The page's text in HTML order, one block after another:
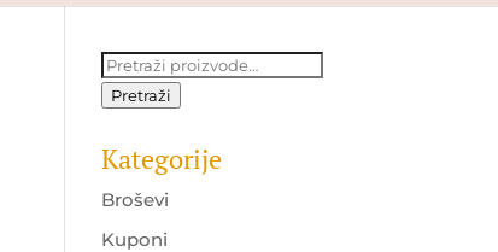
Pretraži:
Pretraži
Kategorije
Broševi
Kuponi